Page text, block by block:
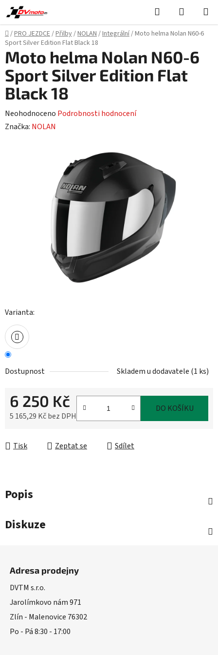
Přejít
na
obsah
Hledat
KOŠÍK
Domů
/PRO JEZDCE/Přilby/NOLAN/Integrální/Moto helma Nolan N60-6
Sport Silver Edition Flat Black 18
Varianta:
Dostupnost Skladem u dodavatele (1 ks)
6 250 Kč
5 165,29 Kč bez DPH
DO KOŠÍKU
Tisk Zeptat se Sdílet
Moto helma Nolan N60-6
Sport Silver Edition Flat
Black 18
Průměrné
hodnocení
Neohodnoceno Podrobnosti hodnocení
Značka: NOLAN
Popis
Diskuze
Adresa prodejny
DVTM s.r.o.
Jarolímkovo nám 971
Zlín - Malenovice 76302
Po - Pá 8:30 - 17:00